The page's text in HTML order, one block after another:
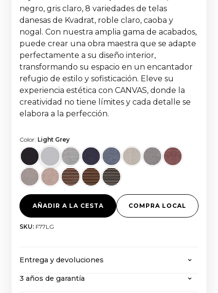
negro, gris claro, 8 variedades de telas
danesas de Kvadrat, roble claro, caoba y
nogal. Con nuestra amplia gama de acabados,
puede crear una obra maestra que se adapte
perfectamente a su diseño interior,
transformando su espacio en un encantador
refugio de estilo y sofisticación. Eleve su
experiencia estética con CANVAS, donde la
creatividad no tiene límites y cada detalle se
elabora a la perfección.
Color: Light Grey
AÑADIR A LA CESTA COMPRA LOCAL
SKU: F77LG
Entrega y devoluciones
CANVAS ofrece envío gratuito en todos los
3 años de garantía